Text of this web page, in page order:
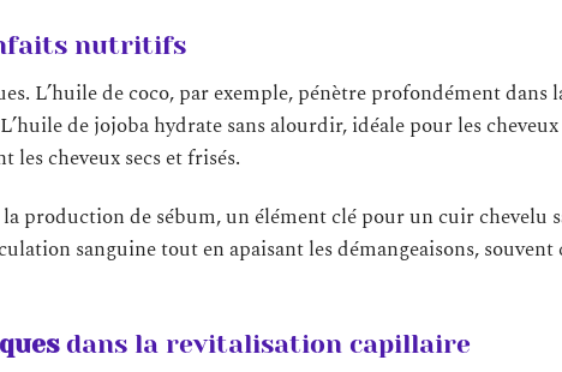
nutritifs
L’huile de coco, par exemple, pénètre profondément dans
de jojoba hydrate sans alourdir, idéale pour les
cheveux secs et frisés.
production de sébum, un élément clé pour un cuir chevelu
sanguine tout en apaisant les démangeaisons, souvent
dans la revitalisation capillaire